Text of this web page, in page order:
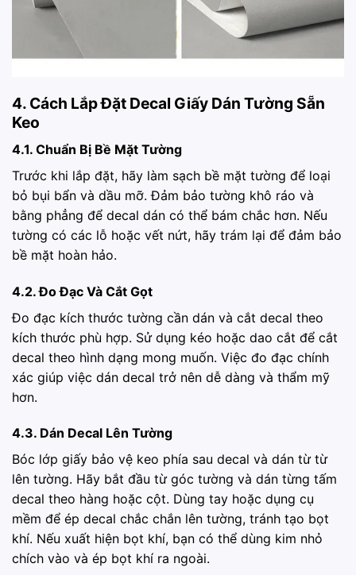
4. Cách Lắp Đặt Decal Giấy Dán Tường Sẵn
Keo
4.1. Chuẩn Bị Bề Mặt Tường
Trước khi lắp đặt, hãy làm sạch bề mặt tường để loại
bỏ bụi bẩn và dầu mỡ. Đảm bảo tường khô ráo và
bằng phẳng để decal dán có thể bám chắc hơn. Nếu
tường có các lỗ hoặc vết nứt, hãy trám lại để đảm bảo
bề mặt hoàn hảo.
4.2. Đo Đạc Và Cắt Gọt
Đo đạc kích thước tường cần dán và cắt decal theo
kích thước phù hợp. Sử dụng kéo hoặc dao cắt để cắt
decal theo hình dạng mong muốn. Việc đo đạc chính
xác giúp việc dán decal trở nên dễ dàng và thẩm mỹ
hơn.
4.3. Dán Decal Lên Tường
Bóc lớp giấy bảo vệ keo phía sau decal và dán từ từ
lên tường. Hãy bắt đầu từ góc tường và dán từng tấm
decal theo hàng hoặc cột. Dùng tay hoặc dụng cụ
mềm để ép decal chắc chắn lên tường, tránh tạo bọt
khí. Nếu xuất hiện bọt khí, bạn có thể dùng kim nhỏ
chích vào và ép bọt khí ra ngoài.